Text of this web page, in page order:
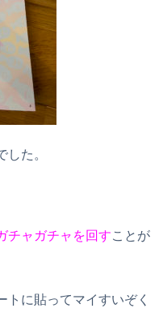
した。
チャガチャを回すことが
トに貼ってマイすいぞく